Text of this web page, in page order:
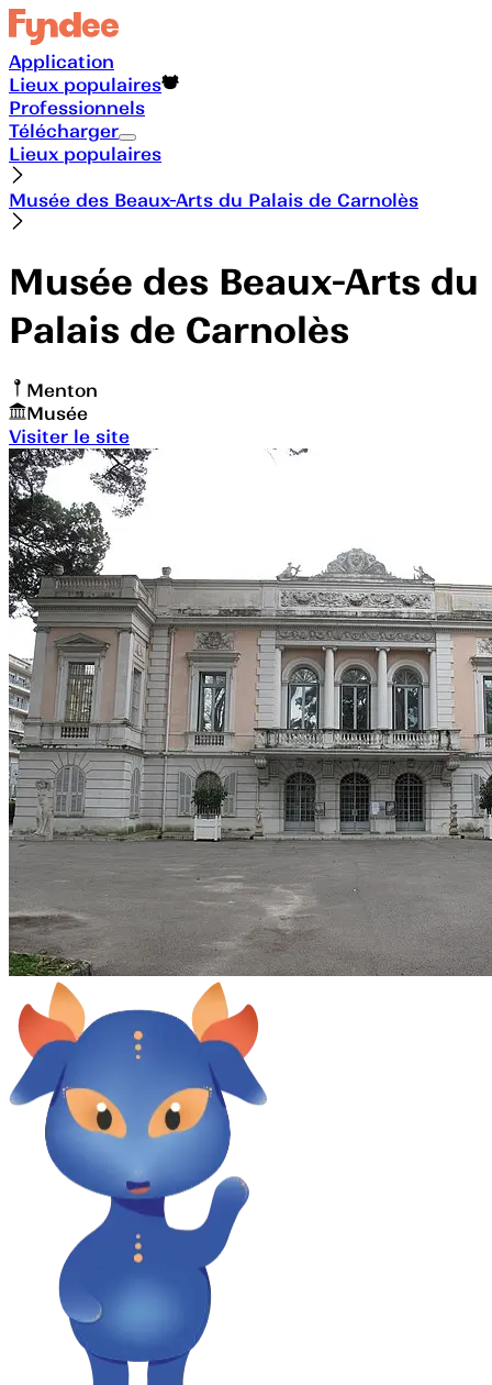
Application
Lieux populaires
Professionnels
Télécharger
Lieux populaires
Musée des Beaux-Arts du Palais de Carnolès
Musée des Beaux-Arts du
Palais de Carnolès
Menton
Musée
Visiter le site